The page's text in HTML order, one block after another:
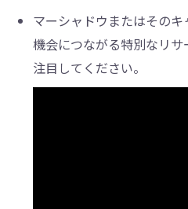
マーシャドウまたはその
機会につながる特別なリ
注目してください。